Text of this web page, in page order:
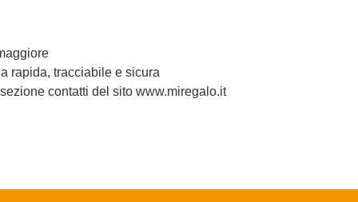
rapida, tracciabile e sicura
contatti del sito www.miregalo.it